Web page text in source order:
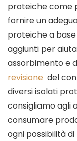
proteiche come
fornire un
proteiche a
aggiunti per
revisione
del
diversi isolati
consigliamo agli
consumare
ogni possibilità